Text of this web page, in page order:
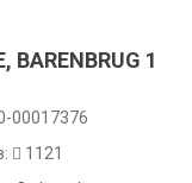
1
00017376
1121